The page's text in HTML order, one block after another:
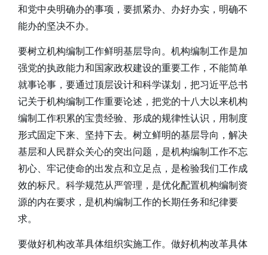
和党中央明确办的事项，要抓紧办、办好办实，明确不
能办的坚决不办。
要树立机构编制工作鲜明基层导向。机构编制工作是加
强党的执政能力和国家政权建设的重要工作，不能简单
就事论事，要通过顶层设计和科学谋划，把习近平总书
记关于机构编制工作重要论述，把党的十八大以来机构
编制工作积累的宝贵经验、形成的规律性认识，用制度
形式固定下来、坚持下去。树立鲜明的基层导向，解决
基层和人民群众关心的突出问题，是机构编制工作不忘
初心、牢记使命的出发点和立足点，是检验我们工作成
效的标尺。科学规范从严管理，是优化配置机构编制资
源的内在要求，是机构编制工作的长期任务和纪律要
求。
要做好机构改革具体组织实施工作。做好机构改革具体